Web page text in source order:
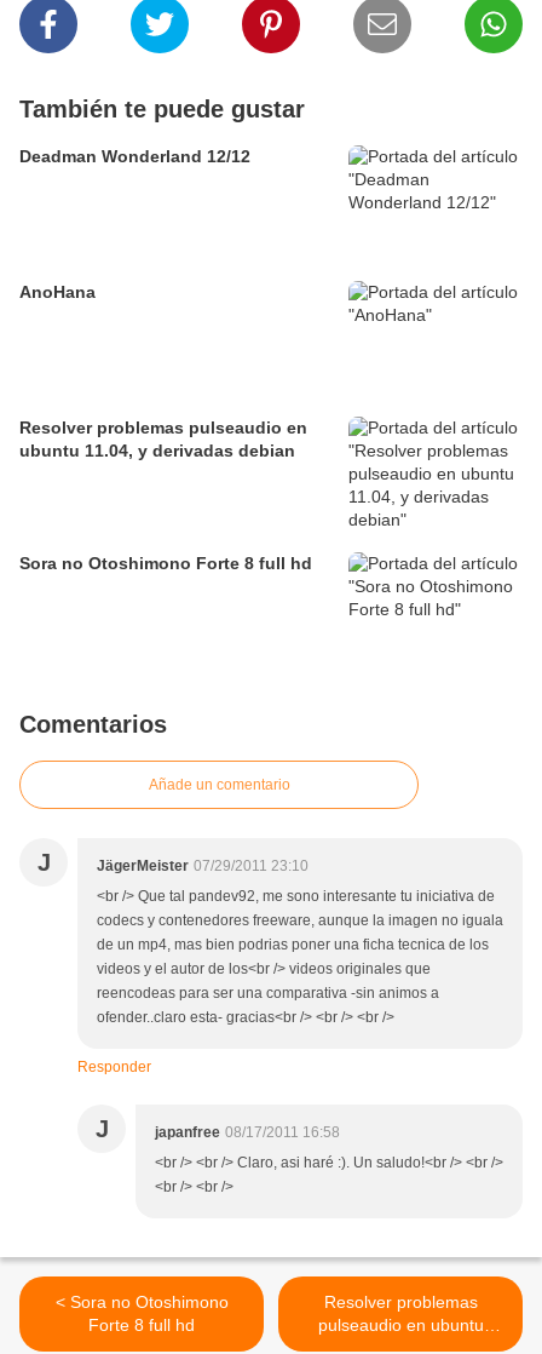
También te puede gustar
Deadman Wonderland 12/12
AnoHana
Resolver problemas pulseaudio en
ubuntu 11.04, y derivadas debian
Sora no Otoshimono Forte 8 full hd
Comentarios
Añade un comentario
J JägerMeister 07/29/2011 23:10
<br /> Que tal pandev92, me sono interesante tu iniciativa de
codecs y contenedores freeware, aunque la imagen no iguala
de un mp4, mas bien podrias poner una ficha tecnica de los
videos y el autor de los<br /> videos originales que
reencodeas para ser una comparativa -sin animos a
ofender..claro esta- gracias<br /> <br /> <br />
Responder
J japanfree 08/17/2011 16:58
<br /> <br /> Claro, asi haré :). Un saludo!<br /> <br />
<br /> <br />
< Sora no Otoshimono
Forte 8 full hd
Resolver problemas
pulseaudio en ubuntu
11.04, y derivadas debian >